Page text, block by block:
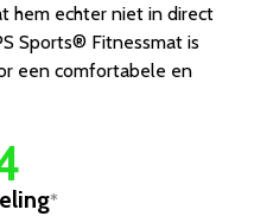
hem echter niet in direct
Sports® Fitnessmat is
een comfortabele en
*